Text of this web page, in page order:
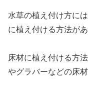
水草の植え付け方に
に植え付ける方法があ
床材に植え付ける方
やグラバーなどの床材